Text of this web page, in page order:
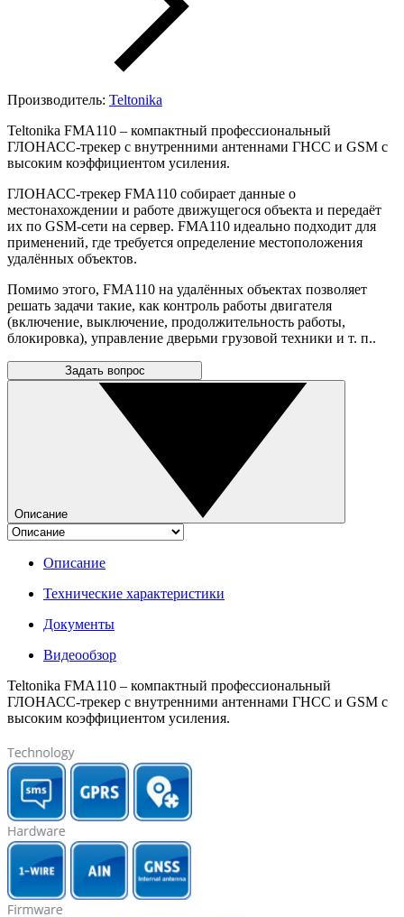
Производитель: Teltonika
Teltonika FMA110 – компактный профессиональный
ГЛОНАСС-трекер с внутренними антеннами ГНСС и GSM с
высоким коэффициентом усиления.
ГЛОНАСС-трекер FMA110 cобирает данные о
местонахождении и работе движущегося объекта и передаёт
их по GSM-сети на сервер. FMA110 идеально подходит для
применений, где требуется определение местоположения
удалённых объектов.
Помимо этого, FMA110 на удалённых объектах позволяет
решать задачи такие, как контроль работы двигателя
(включение, выключение, продолжительность работы,
блокировка), управление дверьми грузовой техники и т. п..
Задать вопрос
Описание
Описание
Технические характеристики
Документы
Видеообзор
Teltonika FMA110 – компактный профессиональный
ГЛОНАСС-трекер с внутренними антеннами ГНСС и GSM с
высоким коэффициентом усиления.